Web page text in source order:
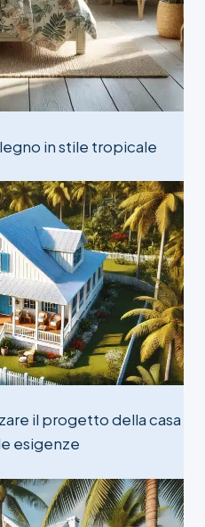
in stile tropicale
il progetto della casa
esigenze